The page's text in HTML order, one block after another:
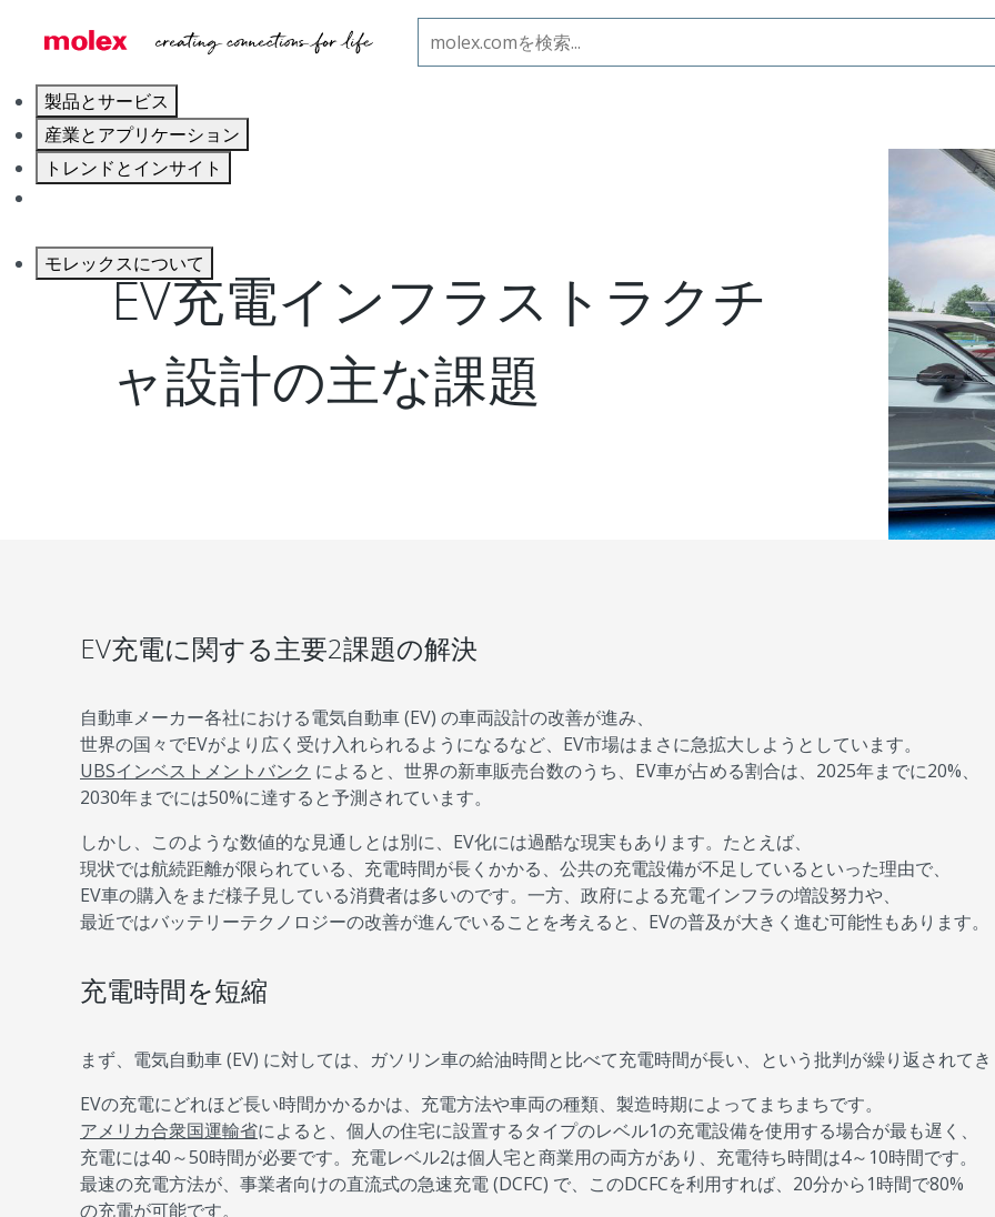
製品とサービス
産業とアプリケーション
トレンドとインサイト
モレックスについて
EV充電インフラストラクチャ設計の主な課題
EV充電インフラストラクチ
ャ設計の主な課題
EV充電に関する主要2課題の解決
自動車メーカー各社における電気自動車 (EV) の車両設計の改善が進み、
世界の国々でEVがより広く受け入れられるようになるなど、EV市場はまさに急拡大しようとしています。
UBSインベストメントバンク によると、世界の新車販売台数のうち、EV車が占める割合は、2025年までに20%、
2030年までには50%に達すると予測されています。
しかし、このような数値的な見通しとは別に、EV化には過酷な現実もあります。たとえば、
現状では航続距離が限られている、充電時間が長くかかる、公共の充電設備が不足しているといった理由で、
EV車の購入をまだ様子見している消費者は多いのです。一方、政府による充電インフラの増設努力や、
最近ではバッテリーテクノロジーの改善が進んでいることを考えると、EVの普及が大きく進む可能性もあります。
充電時間を短縮
まず、電気自動車 (EV) に対しては、ガソリン車の給油時間と比べて充電時間が長い、という批判が繰り返されて
EVの充電にどれほど長い時間かかるかは、充電方法や車両の種類、製造時期によってまちまちです。
アメリカ合衆国運輸省によると、個人の住宅に設置するタイプのレベル1の充電設備を使用する場合が最も遅く、
充電には40～50時間が必要です。充電レベル2は個人宅と商業用の両方があり、充電待ち時間は4～10時間です。
最速の充電方法が、事業者向けの直流式の急速充電 (DCFC) で、このDCFCを利用すれば、20分から1時間で80%
の充電が可能です。